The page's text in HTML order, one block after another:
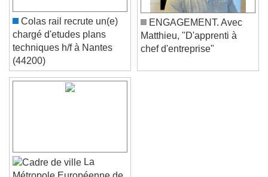
Caption Area Background
Color
Font Size
Text Edge Style
Reset Done
Colas rail recrute un(e)
chargé d'etudes plans
techniques h/f à Nantes
(44200)
ENGAGEMENT. Avec
Matthieu, "D'apprenti à
La